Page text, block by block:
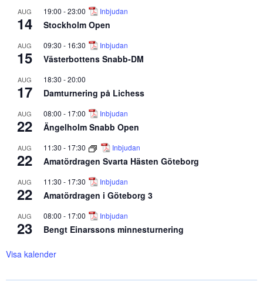
AUG
14
19:00 -23:00 Inbjudan
Stockholm Open
AUG
15
09:30 - 16:30 Inbjudan
Västerbottens Snabb-DM
AUG
17
18:30 -20:00
Damturnering på Lichess
AUG
22
08:00 - 17:00 Inbjudan
Ängelholm Snabb Open
AUG
22
11:30 - 17:30 Inbjudan
Amatördragen Svarta Hästen Göteborg
AUG
22
11:30 - 17:30 Inbjudan
Amatördragen i Göteborg 3
AUG
23
08:00 - 17:00 Inbjudan
Bengt Einarssons minnesturnering
Visa kalender